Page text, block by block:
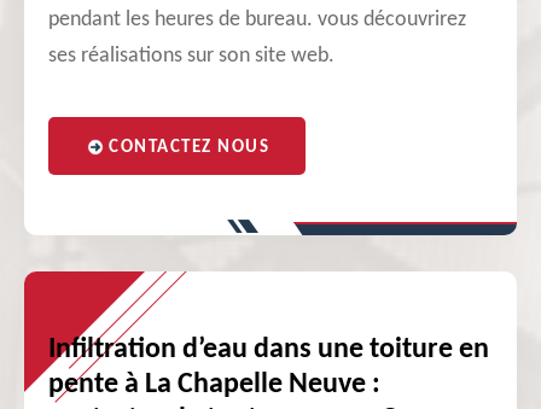
pendant les heures de bureau. vous découvrirez
ses réalisations sur son site web.
CONTACTEZ NOUS
Infiltration d’eau dans une toiture en
pente à La Chapelle Neuve :